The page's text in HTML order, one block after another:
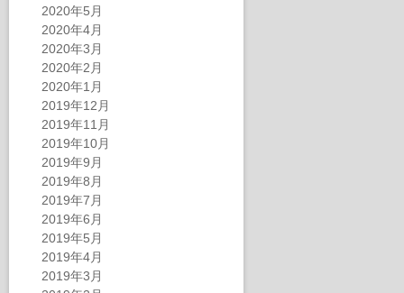
2020年5月
2020年4月
2020年3月
2020年2月
2020年1月
2019年12月
2019年11月
2019年10月
2019年9月
2019年8月
2019年7月
2019年6月
2019年5月
2019年4月
2019年3月